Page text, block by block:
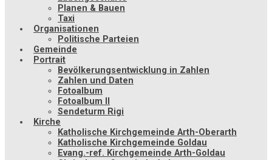
Planen & Bauen
Taxi
Organisationen
Politische Parteien
Gemeinde
Portrait
Bevölkerungsentwicklung in Zahlen
Zahlen und Daten
Fotoalbum
Fotoalbum II
Sendeturm Rigi
Kirche
Katholische Kirchgemeinde Arth-Oberarth
Katholische Kirchgemeinde Goldau
Evang.-ref. Kirchgemeinde Arth-Goldau